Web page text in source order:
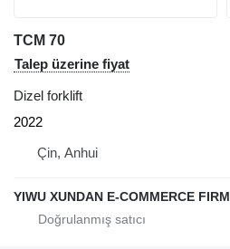
TCM 70
Talep üzerine fiyat
Dizel forklift
2022
Çin, Anhui
YIWU XUNDAN E-COMMERCE FIRM